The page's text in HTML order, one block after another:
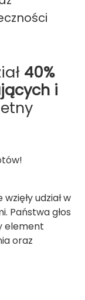
40%
i
udział w
Państwa głos
element
oraz